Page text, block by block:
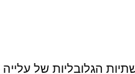
הגלובליות של עלייה